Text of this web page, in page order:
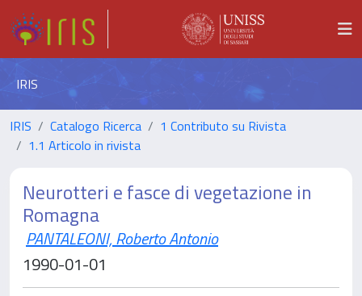
IRIS
IRIS Catalogo Ricerca
1 Contributo su Rivista
1.1 Articolo in rivista
Neurotteri e fasce di vegetazione in
Romagna
PANTALEONI, Roberto Antonio
1990-01-01